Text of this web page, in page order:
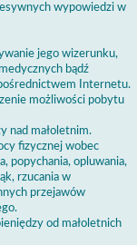
wypowiedzi w
jego wizerunku,
bądź
Internetu.
możliwości pobytu
nad małoletnim.
fizycznej wobec
popychania, opluwania,
rzucania w
przejawów
od małoletnich